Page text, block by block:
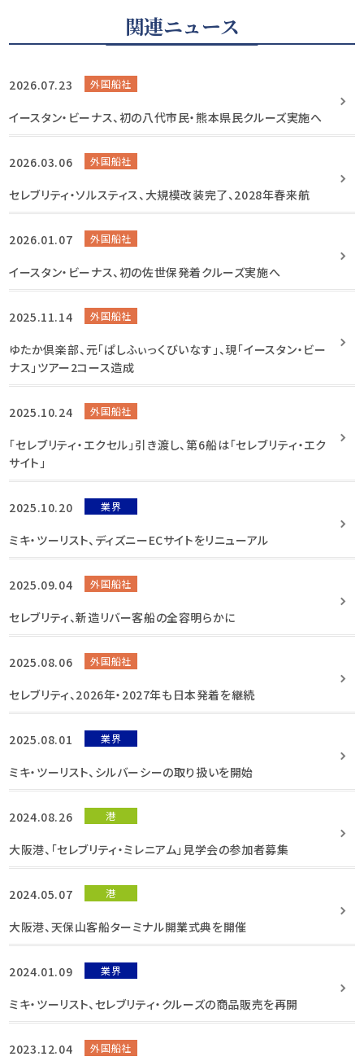
関連ニュース
2026.07.23 外国船社
イースタン・ビーナス、初の八代市民・熊本県民クルーズ実施へ
2026.03.06 外国船社
セレブリティ・ソルスティス、大規模改装完了、2028年春来航
2026.01.07 外国船社
イースタン・ビーナス、初の佐世保発着クルーズ実施へ
2025.11.14 外国船社
ゆたか倶楽部、元「ぱしふぃっくびいなす」、現「イースタン・ビー
ナス」ツアー2コース造成
2025.10.24 外国船社
「セレブリティ・エクセル」引き渡し、第6船は「セレブリティ・エク
サイト」
2025.10.20 業界
ミキ・ツーリスト、ディズニーECサイトをリニューアル
2025.09.04 外国船社
セレブリティ、新造リバー客船の全容明らかに
2025.08.06 外国船社
セレブリティ、2026年・2027年も日本発着を継続
2025.08.01 業界
ミキ・ツーリスト、シルバーシーの取り扱いを開始
2024.08.26 港
大阪港、「セレブリティ・ミレニアム」見学会の参加者募集
2024.05.07 港
大阪港、天保山客船ターミナル開業式典を開催
2024.01.09 業界
ミキ・ツーリスト、セレブリティ・クルーズの商品販売を再開
2023.12.04 外国船社